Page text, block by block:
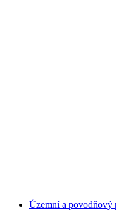
Územní a povodňový